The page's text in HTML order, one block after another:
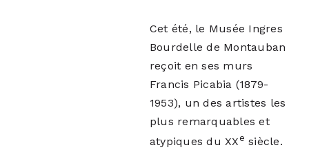
Cet été, le Musée Ingres
Bourdelle de Montauban
reçoit en ses murs
Francis Picabia (1879-
1953), un des artistes les
plus remarquables et
atypiques du XX e siècle.